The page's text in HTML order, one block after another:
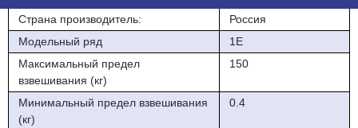
Описание весов
Принцип действия весов основан на преобразовании
деформации упругого элементавесоизмерительного
тензорезисторного датчика, возникающей под действием силы
тяжести взвешиваемого объекта, в аналоговый электрический
сигнал, пропорциональный его массе. Этот сигнал
подвергается аналого-цифровому преобразованию,
Страна производитель:
Россия
Модельный ряд
1E
Максимальный предел
взвешивания (кг)
150
Минимальный предел взвешивания
(кг)
0.4